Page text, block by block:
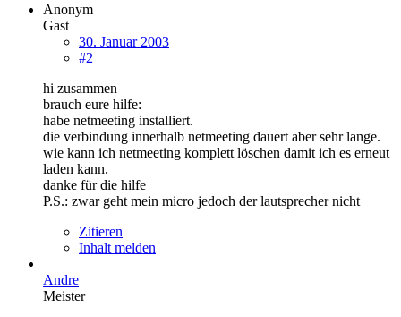
Anonym
Gast
30. Januar 2003
#2
hi zusammen
brauch eure hilfe:
habe netmeeting installiert.
die verbindung innerhalb netmeeting dauert aber sehr lange.
wie kann ich netmeeting komplett löschen damit ich es erneut
laden kann.
danke für die hilfe
P.S.: zwar geht mein micro jedoch der lautsprecher nicht
Zitieren
Inhalt melden
Andre
Meister